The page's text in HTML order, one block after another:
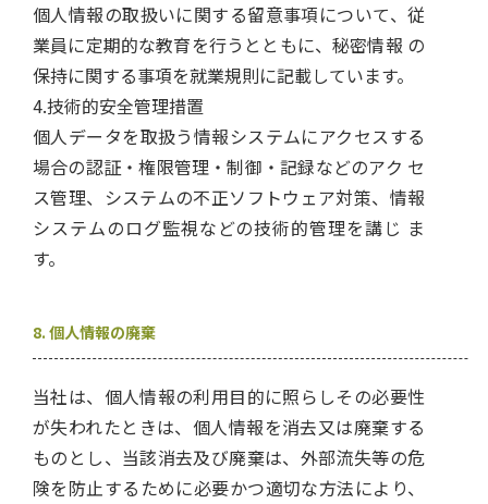
個人情報の取扱いに関する留意事項について、従
業員に定期的な教育を行うとともに、秘密情報 の
保持に関する事項を就業規則に記載しています。
4.技術的安全管理措置
個人データを取扱う情報システムにアクセスする
場合の認証・権限管理・制御・記録などのアク セ
ス管理、システムの不正ソフトウェア対策、情報
システムのログ監視などの技術的管理を講じ ま
す。
8. 個人情報の廃棄
当社は、個人情報の利用目的に照らしその必要性
が失われたときは、個人情報を消去又は廃棄する
ものとし、当該消去及び廃棄は、外部流失等の危
険を防止するために必要かつ適切な方法により、